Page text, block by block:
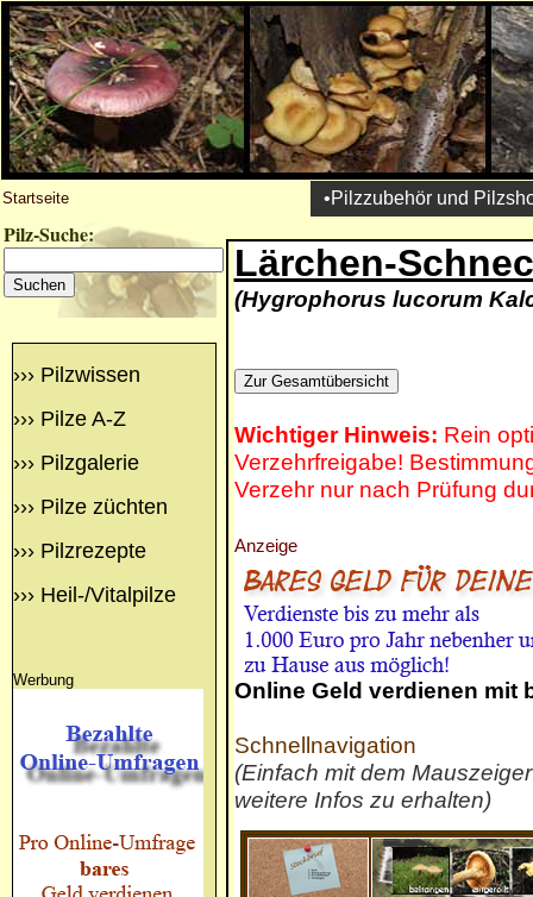
Startseite •Pilzzubehör und
Pilz-Suche:
››› Pilzwissen
››› Pilze A-Z
››› Pilzgalerie
››› Pilze züchten
››› Pilzrezepte
››› Heil-/Vitalpilze
Werbung
Lärchen-
(Hygrophorus lucorum
Wichtiger Hinweis: Rein
Verzehrfreigabe!
Verzehr nur nach Prüfung
Anzeige
Online Geld verdienen mit
Schnellnavigation
(Einfach mit dem
weitere Infos zu erhalten)